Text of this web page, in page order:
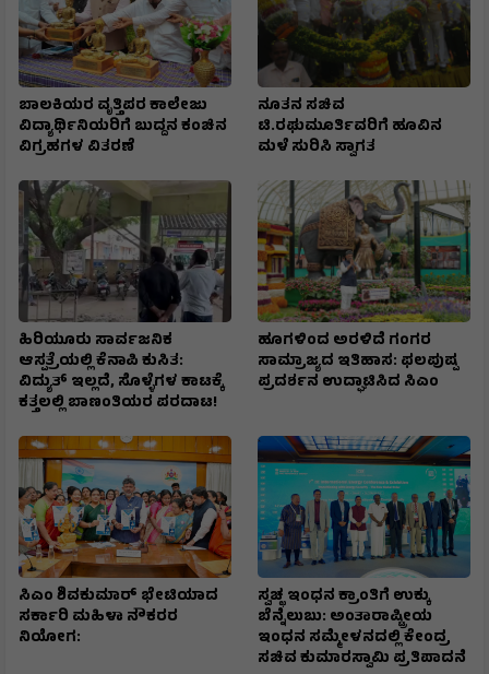
ಬಾಲಕಿಯರ ವೃತ್ತಿಪರ ಕಾಲೇಜು
ವಿದ್ಯಾರ್ಥಿನಿಯರಿಗೆ ಬುದ್ದನ ಕಂಚಿನ
ವಿಗ್ರಹಗಳ ವಿತರಣೆ
ನೂತನ ಸಚಿವ
ಟಿ.ರಘುಮೂರ್ತಿವರಿಗೆ ಹೂವಿನ
ಮಳೆ ಸುರಿಸಿ ಸ್ವಾಗತ
ಹಿರಿಯೂರು ಸಾರ್ವಜನಿಕ
ಆಸ್ಪತ್ರೆಯಲ್ಲಿ ಕೆನಾಪಿ ಕುಸಿತ:
ವಿದ್ಯುತ್‌ ಇಲ್ಲದೆ, ಸೊಳ್ಳೆಗಳ ಕಾಟಕ್ಕೆ
ಕತ್ತಲಲ್ಲಿ ಬಾಣಂತಿಯರ ಪರದಾಟ!
ಹೂಗಳಿಂದ ಅರಳಿದೆ ಗಂಗರ
ಸಾಮ್ರಾಜ್ಯದ ಇತಿಹಾಸ: ಫಲಪುಷ್ಪ
ಪ್ರದರ್ಶನ ಉದ್ಘಾಟಿಸಿದ ಸಿಎಂ
ಸಿಎಂ ಶಿವಕುಮಾರ್‌ ಭೇಟಿಯಾದ
ಸರ್ಕಾರಿ ಮಹಿಳಾ ನೌಕರರ
ನಿಯೋಗ:
ಸ್ವಚ್ಛ ಇಂಧನ ಕ್ರಾಂತಿಗೆ ಉಕ್ಕು
ಬೆನ್ನೆಲುಬು: ಅಂತಾರಾಷ್ಟ್ರೀಯ
ಇಂಧನ ಸಮ್ಮೇಳನದಲ್ಲಿ ಕೇಂದ್ರ
ಸಚಿವ ಕುಮಾರಸ್ವಾಮಿ ಪ್ರತಿಪಾದನೆ